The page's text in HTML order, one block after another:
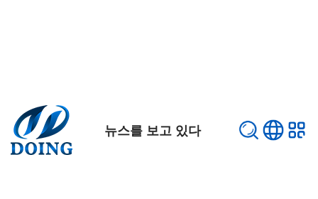
뉴스를 보고 있다